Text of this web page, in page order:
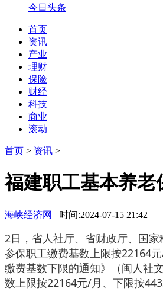
今日头条
首页
资讯
产业
理财
保险
财经
科技
商业
滚动
首页 > 资讯 >
福建职工基本养
海峡经济网 时间:2024-07-15 21:42
2日，省人社厅、省财政厅、国
参保职工缴费基数上限按22164
缴费基数下限的通知》（闽人社
数上限按22164元/月、下限按